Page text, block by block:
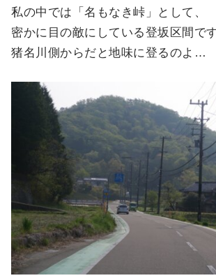
私の中では「名もなき峠」として、
密かに目の敵にしている登坂区間です
猪名川側からだと地味に登るのよ…